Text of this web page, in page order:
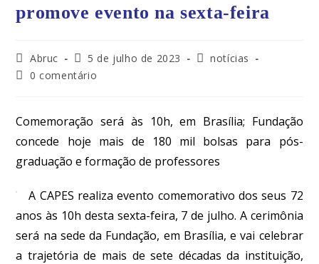
promove evento na sexta-feira
Abruc 5 de julho de 2023
notícias
0 comentário
Comemoração será às 10h, em Brasília; Fundação
concede hoje mais de 180 mil bolsas para pós-
graduação e formação de professores
A CAPES realiza evento comemorativo dos seus 72
anos às 10h desta sexta-feira, 7 de julho. A cerimônia
será na sede da Fundação, em Brasília, e vai celebrar
a trajetória de mais de sete décadas da instituição,